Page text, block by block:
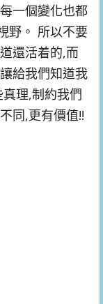
一個變化也都
野。 所以不要
還活着的,而
給我們知道我
理,制約我們
同,更有價值!!